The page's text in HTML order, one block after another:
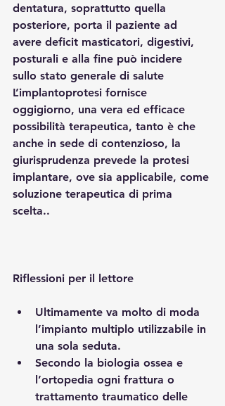
dentatura, soprattutto quella
posteriore, porta il paziente ad
avere deficit masticatori, digestivi,
posturali e alla fine può incidere
sullo stato generale di salute
L’implantoprotesi fornisce
oggigiorno, una vera ed efficace
possibilità terapeutica, tanto è che
anche in sede di contenzioso, la
giurisprudenza prevede la protesi
implantare, ove sia applicabile, come
soluzione terapeutica di prima
scelta..
Riflessioni per il lettore
Ultimamente va molto di moda
l’impianto multiplo utilizzabile in
una sola seduta.
Secondo la biologia ossea e
l’ortopedia ogni frattura o
trattamento traumatico delle